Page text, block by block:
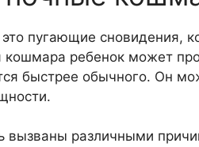
пугающие сновидения,
ребенок может
быстрее обычного. Он
различными